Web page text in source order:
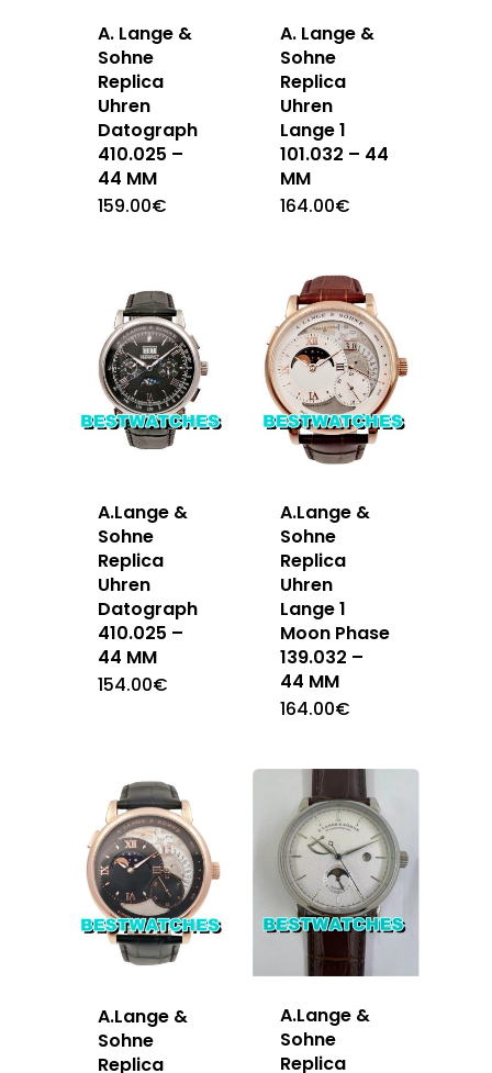
A. Lange &
Sohne
Replica
Uhren
Datograph
410.025 –
44 MM
159.00€
A. Lange &
Sohne
Replica
Uhren
Lange 1
101.032 – 44
MM
164.00€
A.Lange &
Sohne
Replica
Uhren
Datograph
410.025 –
44 MM
154.00€
A.Lange &
Sohne
Replica
Uhren
Lange 1
Moon Phase
139.032 –
44 MM
164.00€
A.Lange &
Sohne
Replica
A.Lange &
Sohne
Replica